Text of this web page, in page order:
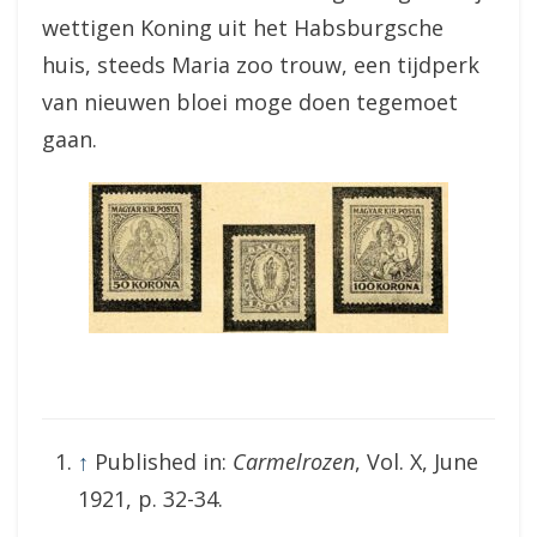
wettigen Koning uit het Habsburgsche
huis, steeds Maria zoo trouw, een tijdperk
van nieuwen bloei moge doen tegemoet
gaan.
↑ Published in: Carmelrozen, Vol. X, June
1921, p. 32-34.